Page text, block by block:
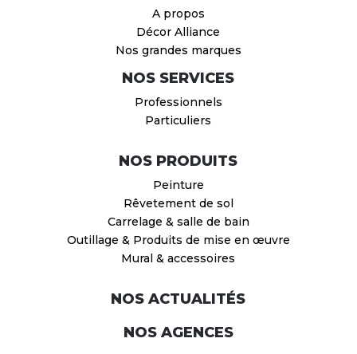
A propos
Décor Alliance
Nos grandes marques
NOS SERVICES
Professionnels
Particuliers
NOS PRODUITS
Peinture
Rêvetement de sol
Carrelage & salle de bain
Outillage & Produits de mise en œuvre
Mural & accessoires
NOS ACTUALITÉS
NOS AGENCES